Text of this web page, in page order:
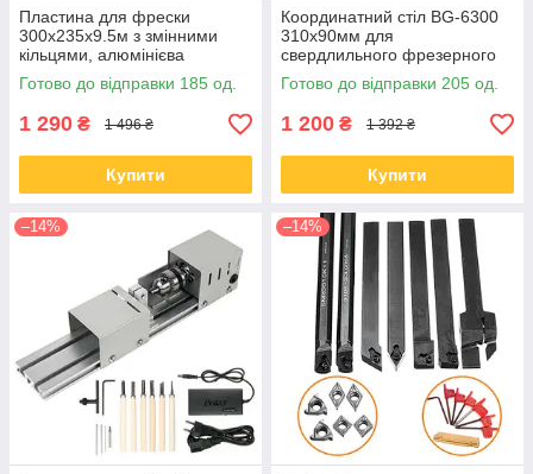
Пластина для фрески
300x235x9.5м з змінними
кільцями, алюмінієва
Готово до відправки 185 од.
1 290 ₴ 1 496 ₴
Купити
Координатний стіл BG-6300
310х90мм для
свердлильного фрезерного
верстата
Готово до відправки 205 од.
1 200 ₴ 1 392 ₴
Купити
–14% –14%